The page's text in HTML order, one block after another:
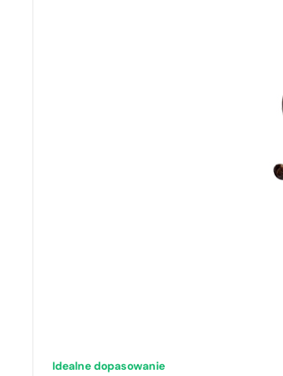
Idealne dopasowanie